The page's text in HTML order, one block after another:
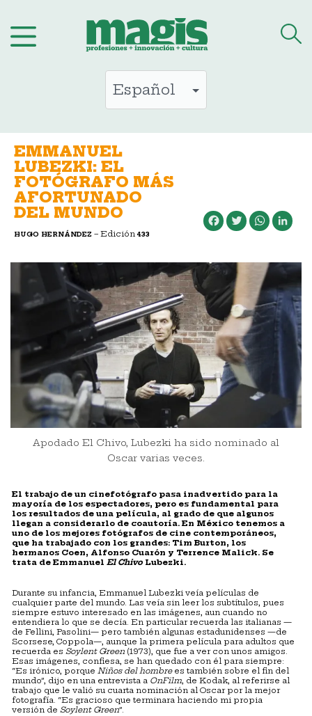
al
EMMANUEL
LUBEZKI: EL
FOTÓGRAFO MÁS
AFORTUNADO
DEL MUNDO
HUGO HERNÁNDEZ – Edición433
Facebook Twitter WhatsApp
Apodado El Chivo, Lubezki ha sido nominado al
Oscar varias veces.
El trabajo de un cinefotógrafo pasa inadvertido para la
mayoría de los espectadores, pero es fundamental para
los resultados de una película, al grado de que algunos
llegan a considerarlo de coautoría. En México tenemos a
uno de los mejores fotógrafos de cine contemporáneos,
que ha trabajado con los grandes: Tim Burton, los
hermanos Coen, Alfonso Cuarón y Terrence Malick. Se
trata de Emmanuel El Chivo Lubezki.
Durante su infancia, Emmanuel Lubezki veía películas de
cualquier parte del mundo. Las veía sin leer los subtítulos, pues
siempre estuvo interesado en las imágenes, aun cuando no
entendiera lo que se decía. En particular recuerda las italianas —
de Fellini, Pasolini— pero también algunas estadunidenses —de
Scorsese, Coppola—, aunque la primera película para adultos que
recuerda es Soylent Green (1973), que fue a ver con unos amigos.
Esas imágenes, confiesa, se han quedado con él para siempre:
“Es irónico, porque Niños del hombrees también sobre el fin del
mundo”, dijo en una entrevista a OnFilm, de Kodak, al referirse al
trabajo que le valió su cuarta nominación al Oscar por la mejor
fotografía. “Es gracioso que terminara haciendo mi propia
versión de Soylent Green”.